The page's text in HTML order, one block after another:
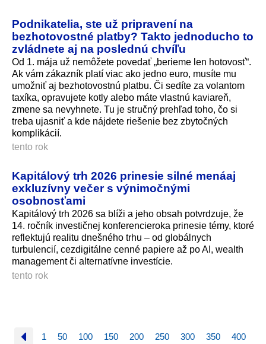
Podnikatelia, ste už pripravení na
bezhotovostné platby? Takto jednoducho to
zvládnete aj na poslednú chvíľu
Od 1. mája už nemôžete povedať „berieme len hotovosť“.
Ak vám zákazník platí viac ako jedno euro, musíte mu
umožniť aj bezhotovostnú platbu. Či sedíte za volantom
taxíka, opravujete kotly alebo máte vlastnú kaviareň,
zmene sa nevyhnete. Tu je stručný prehľad toho, čo si
treba ujasniť a kde nájdete riešenie bez zbytočných
komplikácií.
tento rok
Kapitálový trh 2026 prinesie silné menáaj
exkluzívny večer s výnimočnými
osobnosťami
Kapitálový trh 2026 sa blíži a jeho obsah potvrdzuje, že
14. ročník investičnej konferencieroka prinesie témy, ktoré
reflektujú realitu dnešného trhu – od globálnych
turbulencií, cezdigitálne cenné papiere až po AI, wealth
management či alternatívne investície.
tento rok
1 50 100 150 200 250 300 350 400